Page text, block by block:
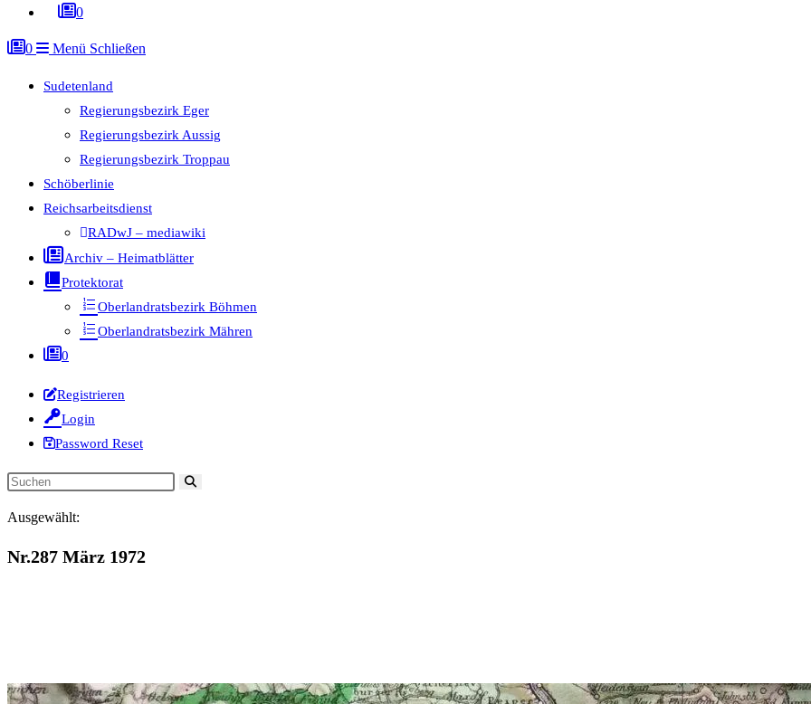
0
0 Menü Schließen
Sudetenland
Regierungsbezirk Eger
Regierungsbezirk Aussig
Regierungsbezirk Troppau
Schöberlinie
Reichsarbeitsdienst
RADwJ – mediawiki
Archiv – Heimatblätter
Protektorat
Oberlandratsbezirk Böhmen
Oberlandratsbezirk Mähren
0
Registrieren
Login
Password Reset
Diese
durchsuchen
Ausgewählt:
Nr.287 März 1972